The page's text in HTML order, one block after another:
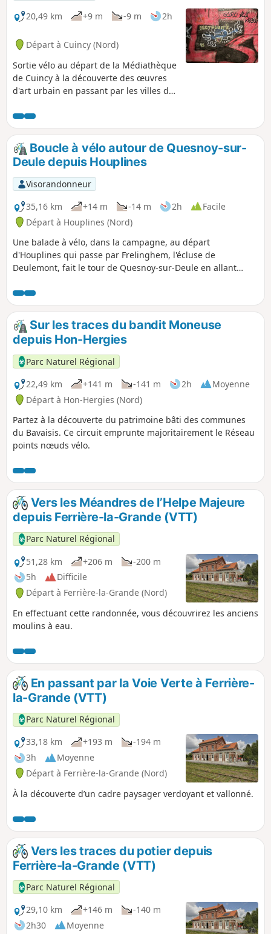
20,49 km
+9 m -9 m 2h
Départ à Cuincy (Nord)
Sortie vélo au départ de la Médiathèque
de Cuincy à la découverte des œuvres
d'art urbain en passant par les villes de
Boucle à vélo autour de Quesnoy-sur-
Deule depuis Houplines
Visorandonneur
35,16 km
+14 m -14 m 2h
Facile
Départ à Houplines (Nord)
Une balade à vélo, dans la campagne, au départ
d'Houplines qui passe par Frelinghem, l'écluse de
Deulemont, fait le tour de Quesnoy-sur-Deule en allant
Sur les traces du bandit Moneuse
depuis Hon-Hergies
Parc Naturel Régional
22,49 km
+141 m -141 m 2h
Moyenne
Départ à Hon-Hergies (Nord)
Partez à la découverte du patrimoine bâti des communes
du Bavaisis. Ce circuit emprunte majoritairement le Réseau
points nœuds vélo.
Vers les Méandres de l’Helpe Majeure
depuis Ferrière-la-Grande (VTT)
Parc Naturel Régional
51,28 km
+206 m
-200 m
5h
Difficile
Départ à Ferrière-la-Grande (Nord)
En effectuant cette randonnée, vous découvrirez les anciens
moulins à eau.
En passant par la Voie Verte à Ferrière-
la-Grande (VTT)
Parc Naturel Régional
33,18 km
+193 m
-194 m
3h
Moyenne
Départ à Ferrière-la-Grande (Nord)
À la découverte d’un cadre paysager verdoyant et vallonné.
Vers les traces du potier depuis
Ferrière-la-Grande (VTT)
Parc Naturel Régional
29,10 km
+146 m
-140 m
2h30
Moyenne